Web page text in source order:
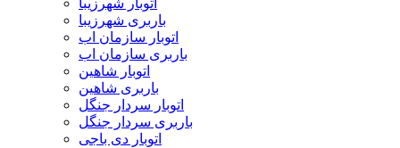
اتوبار شهرزیبا
باربری شهرزیبا
اتوبار سازمان اب
باربری سازمان اب
اتوبار شاهین
باربری شاهین
اتوبار سردار جنگل
باربری سردار جنگل
اتوبار دی باجی